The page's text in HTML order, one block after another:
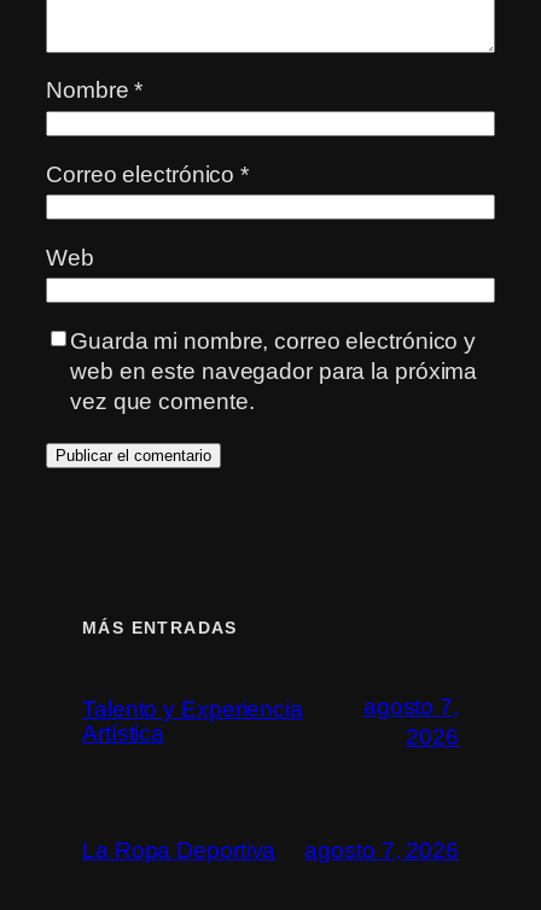
Nombre*
Correo electrónico*
Web
Guarda mi nombre, correo electrónico y
web en este navegador para la próxima
vez que comente.
MÁS ENTRADAS
Talento y Experiencia
Artística
agosto 7,
2026
La Ropa Deportiva agosto 7, 2026